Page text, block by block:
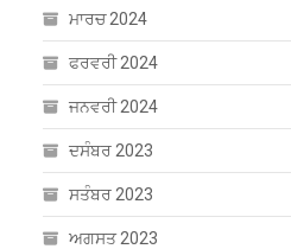
ਮਾਰਚ 2024
ਫਰਵਰੀ 2024
ਜਨਵਰੀ 2024
ਦਸੰਬਰ 2023
ਸਤੰਬਰ 2023
ਅਗਸਤ 2023